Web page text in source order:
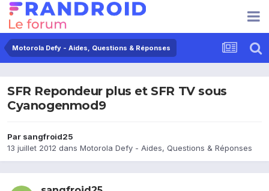
Motorola Defy - Aides, Questions & Réponses
SFR Repondeur plus et SFR TV sous
Cyanogenmod9
Par sangfroid25
13 juillet 2012 dans Motorola Defy - Aides, Questions & Réponses